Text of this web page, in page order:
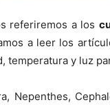
referiremos a los
a leer los
temperatura y luz
Nepenthes,